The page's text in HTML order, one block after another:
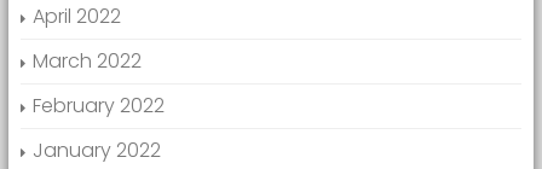
April 2022
March 2022
February 2022
January 2022